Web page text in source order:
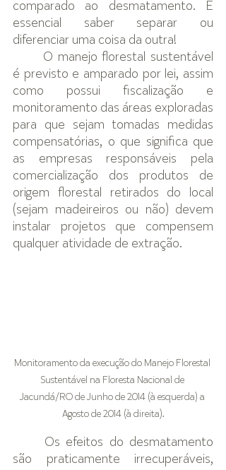
comparado ao desmatamento. É
essencial saber separar ou
diferenciar uma coisa da outra!
O manejo florestal sustentável
é previsto e amparado por lei, assim
como possui fiscalização e
monitoramento das áreas exploradas
para que sejam tomadas medidas
compensatórias, o que significa que
as empresas responsáveis pela
comercialização dos produtos de
origem florestal retirados do local
(sejam madeireiros ou não) devem
instalar projetos que compensem
qualquer atividade de extração.
Monitoramento da execução do Manejo Florestal
Sustentável na Floresta Nacional de
Jacundá/RO de Junho de 2014 (à esquerda) a
Agosto de 2014 (à direita).
Os efeitos do desmatamento
são praticamente irrecuperáveis,